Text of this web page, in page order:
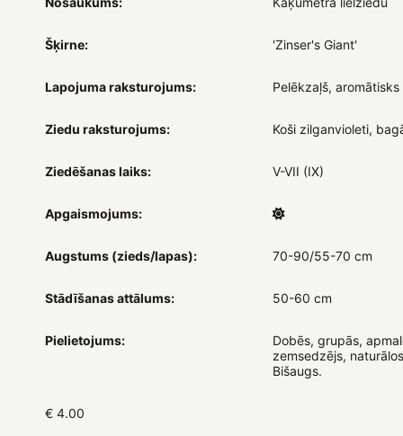
Šķirne: 'Zinser's Giant'
Lapojuma raksturojums: Pelēkzaļš, aromātisks
Ziedu raksturojums: Koši zilganvioleti,
Ziedēšanas laiks: V-VII (IX)
Apgaismojums:
Augstums (zieds/lapas): 70-90/55-70 cm
Stādīšanas attālums: 50-60 cm
Pielietojums:
Dobēs, grupās,
zemsedzējs,
Bišaugs.
€ 4.00